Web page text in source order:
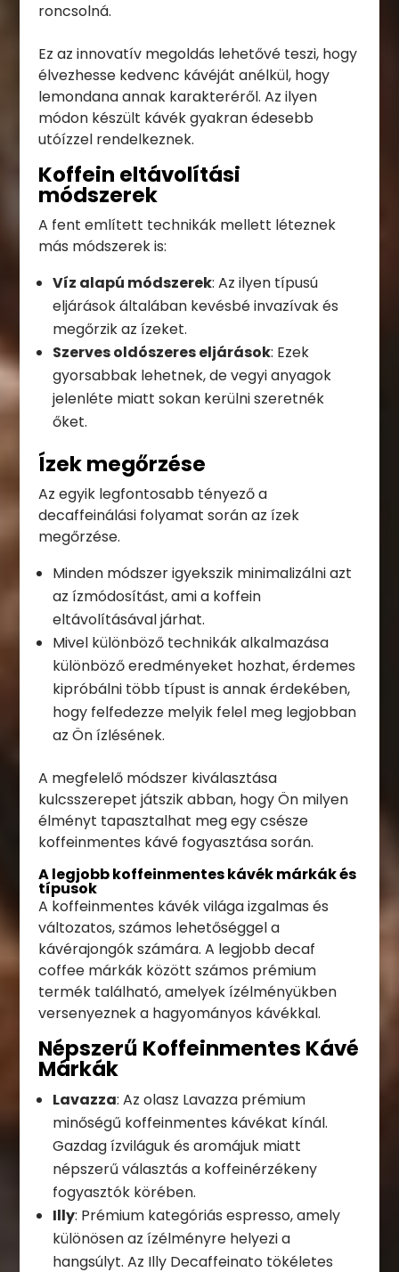
roncsolná.
Ez az innovatív megoldás lehetővé teszi, hogy
élvezhesse kedvenc kávéját anélkül, hogy
lemondana annak karakteréről. Az ilyen
módon készült kávék gyakran édesebb
utóízzel rendelkeznek.
Koffein eltávolítási
módszerek
A fent említett technikák mellett léteznek
más módszerek is:
Víz alapú módszerek: Az ilyen típusú
eljárások általában kevésbé invazívak és
megőrzik az ízeket.
Szerves oldószeres eljárások: Ezek
gyorsabbak lehetnek, de vegyi anyagok
jelenléte miatt sokan kerülni szeretnék
őket.
Ízek megőrzése
Az egyik legfontosabb tényező a
decaffeinálási folyamat során az ízek
megőrzése.
Minden módszer igyekszik minimalizálni azt
az ízmódosítást, ami a koffein
eltávolításával járhat.
Mivel különböző technikák alkalmazása
különböző eredményeket hozhat, érdemes
kipróbálni több típust is annak érdekében,
hogy felfedezze melyik felel meg legjobban
az Ön ízlésének.
A megfelelő módszer kiválasztása
kulcsszerepet játszik abban, hogy Ön milyen
élményt tapasztalhat meg egy csésze
koffeinmentes kávé fogyasztása során.
A legjobb koffeinmentes kávék márkák és
típusok
A koffeinmentes kávék világa izgalmas és
változatos, számos lehetőséggel a
kávérajongók számára. A legjobb decaf
coffee márkák között számos prémium
termék található, amelyek ízélményükben
versenyeznek a hagyományos kávékkal.
Népszerű Koffeinmentes Kávé
Márkák
Lavazza: Az olasz Lavazza prémium
minőségű koffeinmentes kávékat kínál.
Gazdag ízviláguk és aromájuk miatt
népszerű választás a koffeinérzékeny
fogyasztók körében.
Illy: Prémium kategóriás espresso, amely
különösen az ízélményre helyezi a
hangsúlyt. Az Illy Decaffeinato tökéletes